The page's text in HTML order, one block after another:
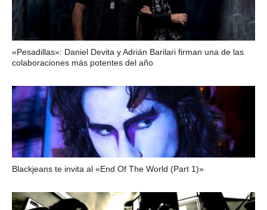
«Pesadillas»: Daniel Devita y Adrián Barilari firman una de las
colaboraciones más potentes del año
Blackjeans te invita al «End Of The World (Part 1)»